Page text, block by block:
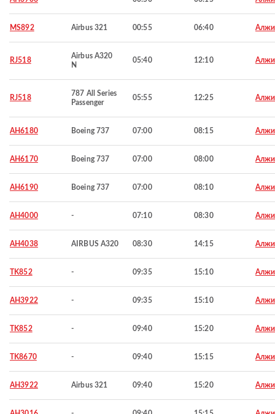
MS892 Airbus 321 00:55 06:40
RJ518
Airbus A320
N
05:40 12:10
RJ518
787 All Series
Passenger
05:55 12:25
AH6180 Boeing 737 07:00 08:15
AH6170 Boeing 737 07:00 08:00
AH6190 Boeing 737 07:00 08:10
AH4000 - 07:10 08:30
AH4038 AIRBUS A320 08:30 14:15
TK852 - 09:35 15:10
AH3922 - 09:35 15:10
TK852 - 09:40 15:20
TK8670 - 09:40 15:15
AH3922 Airbus 321 09:40 15:20